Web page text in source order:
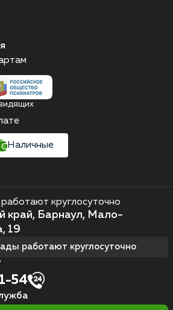
круглосуточно
край, Барнаул, Мало-
19
работают круглосуточно
54
Наличные